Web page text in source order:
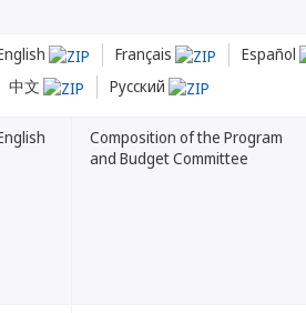
Français
Español
中文
Русский
Composition of the Program
and Budget Committee